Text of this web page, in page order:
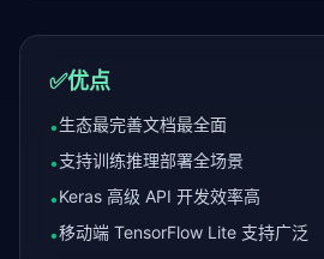
✅优点
•生态最完善文档最全面
•支持训练推理部署全场景
•Keras 高级 API 开发效率高
•移动端 TensorFlow Lite 支持广泛